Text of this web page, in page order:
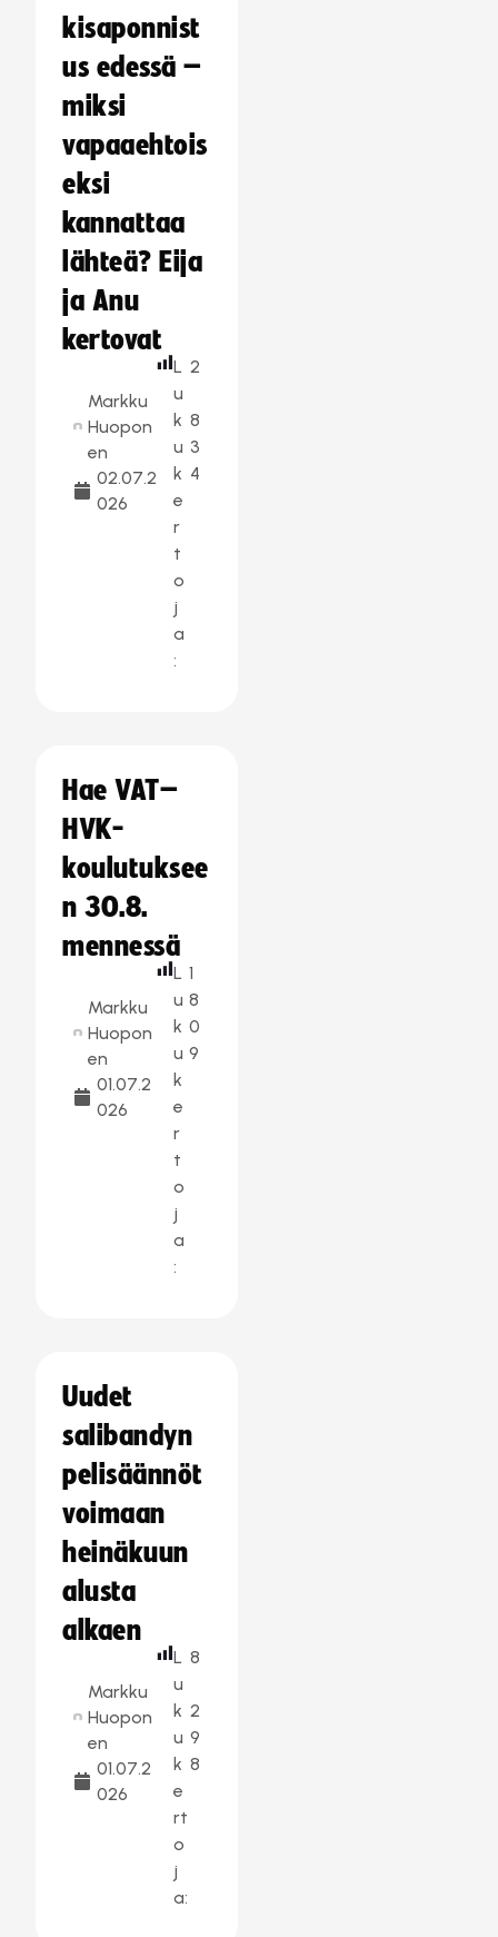
kisaponnist
us edessä –
miksi
vapaaehtois
eksi
kannattaa
lähteä? Eija
ja Anu
kertovat
Markku
Huopon
en
02.07.2
026
L
u
k
u
k
e
r
t
o
j
a
:
2
8
3
4
Hae VAT–
HVK-
koulutuksee
n 30.8.
mennessä
Markku
Huopon
en
01.07.2
026
L
u
k
u
k
e
r
t
o
j
a
:
1
8
0
9
Uudet
salibandyn
pelisäännöt
voimaan
heinäkuun
alusta
alkaen
Markku
Huopon
en
01.07.2
026
L
u
k
u
k
e
rt
o
j
a:
8
2
9
8